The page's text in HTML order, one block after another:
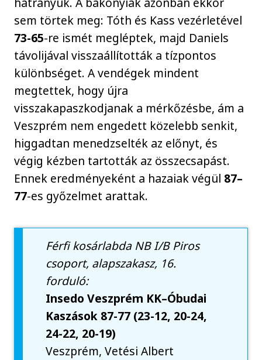
sem törtek meg: Tóth és Kass vezérletével
73-65-re ismét megléptek, majd Daniels
távolijával visszaállították a tízpontos
különbséget. A vendégek mindent
megtettek, hogy újra
visszakapaszkodjanak a mérkőzésbe, ám a
Veszprém nem engedett közelebb senkit,
higgadtan menedzselték az előnyt, és
végig kézben tartották az összecsapást.
Ennek eredményeként a hazaiak végül 87–
77-es győzelmet arattak.
Férfi kosárlabda NB I/B Piros
csoport, alapszakasz, 16.
forduló:
Insedo Veszprém KK–Óbudai
Kaszások 87-77 (23-12, 20-24,
24-22, 20-19)
Veszprém, Vetési Albert